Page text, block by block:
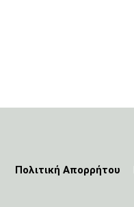
Πολιτική Απορρήτου